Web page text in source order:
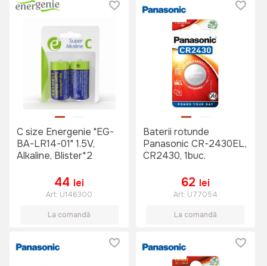
C size Energenie "EG-
BA-LR14-01" 1.5V,
Alkaline, Blister*2
44 lei
Art: U146300
La comandă
Baterii rotunde
Panasonic CR-2430EL,
CR2430, 1buc.
62 lei
Art: U77054
La comandă